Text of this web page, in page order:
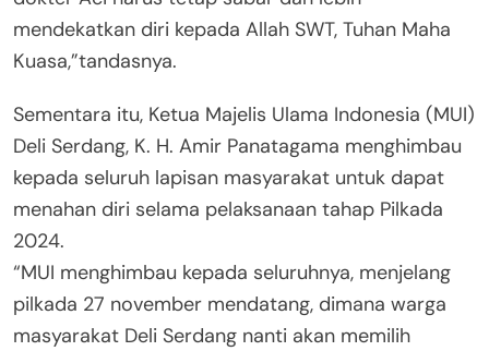
mendekatkan diri kepada Allah SWT, Tuhan Maha
Kuasa,”tandasnya.
Sementara itu, Ketua Majelis Ulama Indonesia (MUI)
Deli Serdang, K. H. Amir Panatagama menghimbau
kepada seluruh lapisan masyarakat untuk dapat
menahan diri selama pelaksanaan tahap Pilkada
2024.
“MUI menghimbau kepada seluruhnya, menjelang
pilkada 27 november mendatang, dimana warga
masyarakat Deli Serdang nanti akan memilih